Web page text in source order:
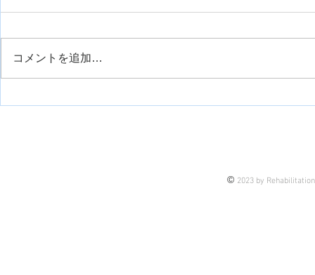
運動観察療法について
コメントを追加…
© 2023 by